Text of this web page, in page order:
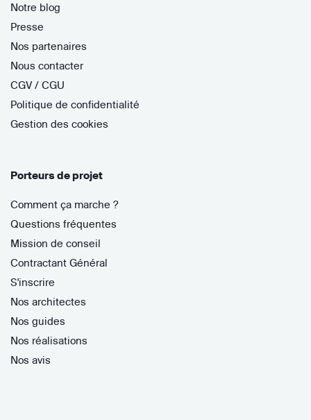
Notre blog
Presse
Nos partenaires
Nous contacter
CGV / CGU
Politique de confidentialité
Gestion des cookies
Porteurs de projet
Comment ça marche ?
Questions fréquentes
Mission de conseil
Contractant Général
S'inscrire
Nos architectes
Nos guides
Nos réalisations
Nos avis